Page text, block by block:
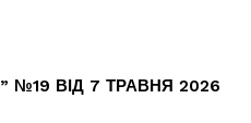
№19 ВІД 7 ТРАВНЯ 2026